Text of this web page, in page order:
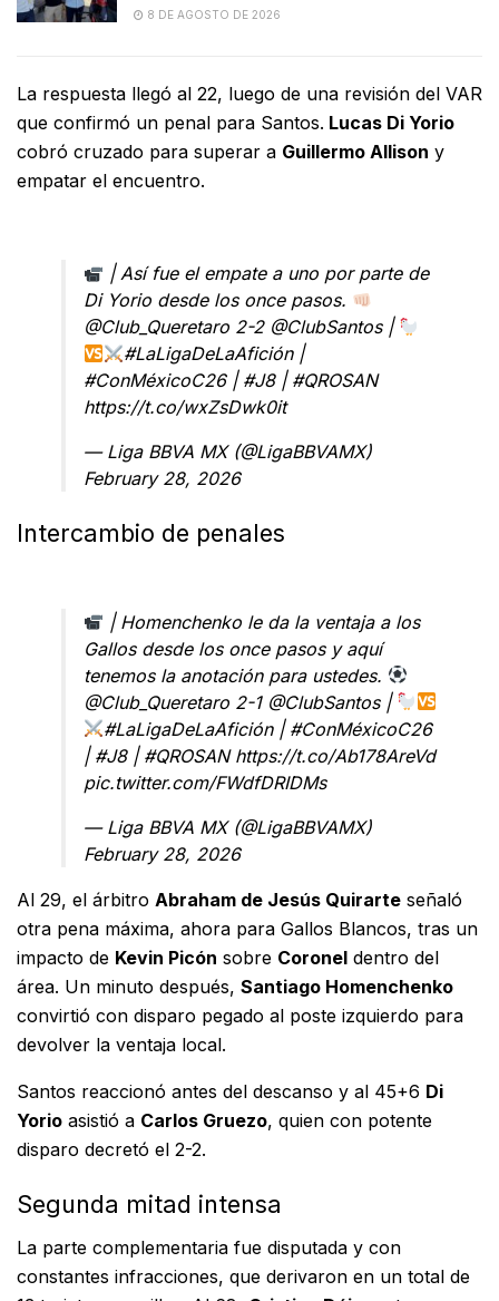
8 DE AGOSTO DE 2026
La respuesta llegó al 22, luego de una revisión del VAR
que confirmó un penal para Santos. Lucas Di Yorio
cobró cruzado para superar a Guillermo Allison y
empatar el encuentro.
| Así fue el empate a uno por parte de
Di Yorio desde los once pasos.
@Club_Queretaro 2-2 @ClubSantos|
#LaLigaDeLaAfición|
#ConMéxicoC26| #J8| #QROSAN
https://t.co/wxZsDwk0it
— Liga BBVA MX (@LigaBBVAMX)
February 28, 2026
Intercambio de penales
| Homenchenko le da la ventaja a los
Gallos desde los once pasos y aquí
tenemos la anotación para ustedes.
@Club_Queretaro 2-1 @ClubSantos|
#LaLigaDeLaAfición| #ConMéxicoC26
| #J8| #QROSAN https://t.co/Ab178AreVd
pic.twitter.com/FWdfDRIDMs
— Liga BBVA MX (@LigaBBVAMX)
February 28, 2026
Al 29, el árbitro Abraham de Jesús Quirarte señaló
otra pena máxima, ahora para Gallos Blancos, tras un
impacto de Kevin Picón sobre Coronel dentro del
área. Un minuto después, Santiago Homenchenko
convirtió con disparo pegado al poste izquierdo para
devolver la ventaja local.
Santos reaccionó antes del descanso y al 45+6 Di
Yorio asistió a Carlos Gruezo, quien con potente
disparo decretó el 2-2.
Segunda mitad intensa
La parte complementaria fue disputada y con
constantes infracciones, que derivaron en un total de